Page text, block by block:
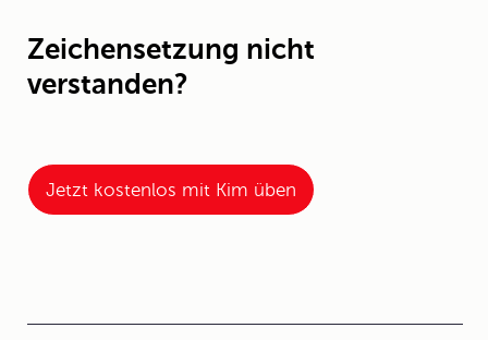
Zeichensetzung nicht
verstanden?
Jetzt kostenlos mit Kim üben